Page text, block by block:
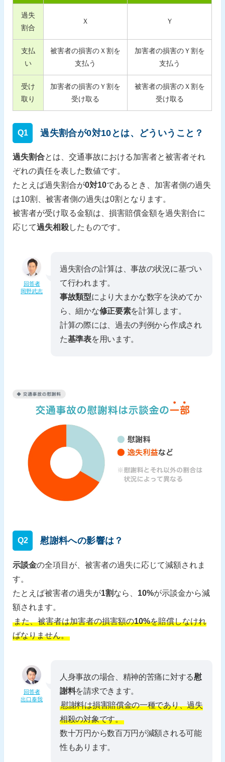
過失
割合
Ｘ Ｙ
支払
い
被害者の損害のＸ割を
支払う
加害者の損害のＹ割を
支払う
受け
取り
加害者の損害のＹ割を
受け取る
被害者の損害のＸ割を
受け取る
Q1 過失割合が0対10とは、どういうこと？
過失割合とは、交通事故における加害者と被害者それ
ぞれの責任を表した数値です。
たとえば過失割合が0対10であるとき、加害者側の過失
は10割、被害者側の過失は0割となります。
被害者が受け取る金額は、損害賠償金額を過失割合に
応じて過失相殺したものです。
回答者
岡野武志
過失割合の計算は、事故の状況に基づい
て行われます。
事故類型により大まかな数字を決めてか
ら、細かな修正要素を計算します。
計算の際には、過去の判例から作成され
た基準表を用います。
Q2 慰謝料への影響は？
示談金の全項目が、被害者の過失に応じて減額されま
す。
たとえば被害者の過失が1割なら、 10%が示談金から減
額されます。
また、被害者は加害者の損害額の10%を賠償しなけれ
ばなりません。
回答者
出口泰我
人身事故の場合、精神的苦痛に対する慰
謝料を請求できます。
慰謝料は損害賠償金の一種であり、過失
相殺の対象です。
数十万円から数百万円が減額される可能
性もあります。